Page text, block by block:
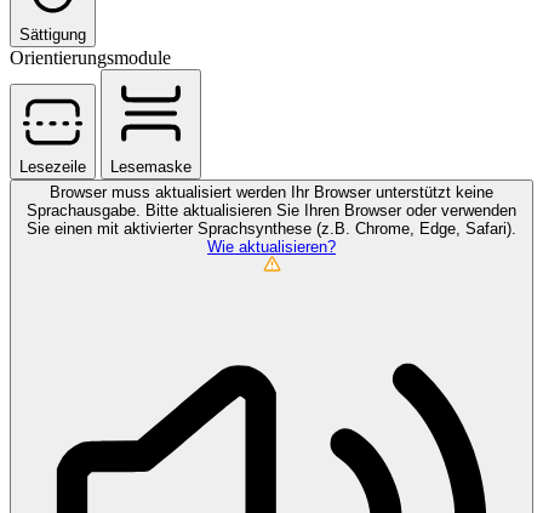
Sättigung
Orientierungsmodule
Lesezeile
Lesemaske
Browser muss aktualisiert werden
Ihr Browser unterstützt keine
Sprachausgabe. Bitte aktualisieren Sie Ihren Browser oder verwenden
Sie einen mit aktivierter Sprachsynthese (z.B. Chrome, Edge, Safari).
Wie aktualisieren?